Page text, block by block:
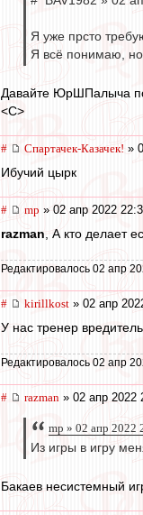
Я уже прсто
Я всё понимаю,
Давайте ЮрШПалыча
<C>
# Спартачек-Казачек! »
Ибучий цырк
# mp » 02 апр 2022
razman , А кто делает
Редактировалось 02 апр
# kirillkost » 02 апр
У нас тренер
Редактировалось 02 апр
# razman » 02 апр 2022
mp » 02 апр 2022
Из игры в игру
Бакаев несистемный